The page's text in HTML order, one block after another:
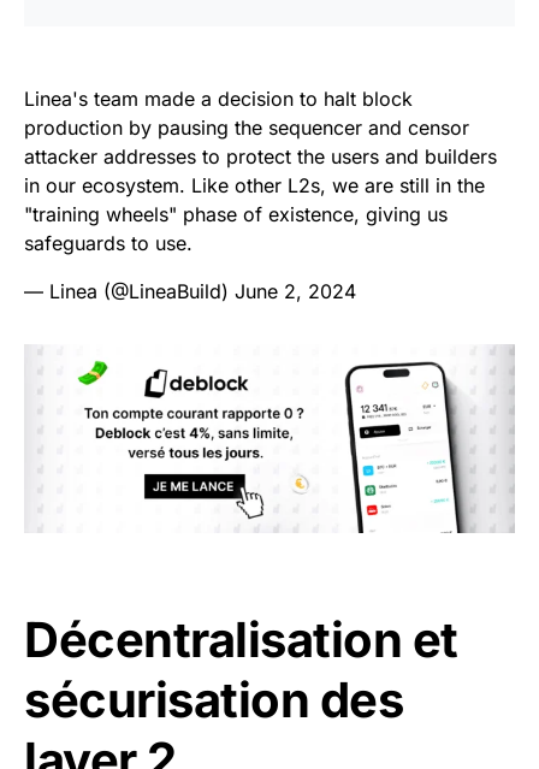
Linea's team made a decision to halt block
production by pausing the sequencer and censor
attacker addresses to protect the users and builders
in our ecosystem. Like other L2s, we are still in the
"training wheels" phase of existence, giving us
safeguards to use.
— Linea (@LineaBuild) June 2, 2024
Décentralisation et
sécurisation des